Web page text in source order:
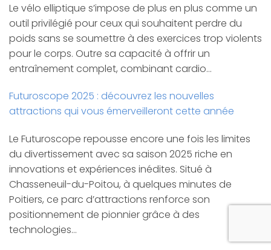
Le vélo elliptique s’impose de plus en plus comme un
outil privilégié pour ceux qui souhaitent perdre du
poids sans se soumettre à des exercices trop violents
pour le corps. Outre sa capacité à offrir un
entraînement complet, combinant cardio…
Futuroscope 2025 : découvrez les nouvelles
attractions qui vous émerveilleront cette année
Le Futuroscope repousse encore une fois les limites
du divertissement avec sa saison 2025 riche en
innovations et expériences inédites. Situé à
Chasseneuil-du-Poitou, à quelques minutes de
Poitiers, ce parc d’attractions renforce son
positionnement de pionnier grâce à des
technologies…